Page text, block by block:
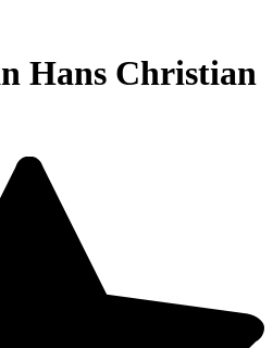
Hans Christian